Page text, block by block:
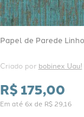
Papel de Parede
Criado por bobinex Uau!
R$175,00
Em até 6x de R$ 29,16